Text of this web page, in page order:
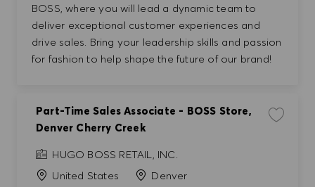
BOSS, where you will lead a dynamic team to
deliver exceptional customer experiences and
drive sales. Bring your leadership skills and passion
for fashion to help shape the future of our brand!
Part-Time Sales Associate - BOSS Store,
Denver Cherry Creek
HUGO BOSS RETAIL, INC.
United States
Denver
Guardar